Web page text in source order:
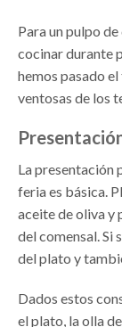
Para un pulpo
cocinar durante
hemos pasado
ventosas de los
La presentación
feria es básica.
aceite de oliva y
del comensal. Si
del plato y
Dados estos
el plato, la olla